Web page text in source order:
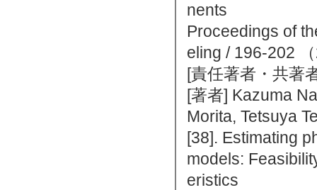
nents
Proceedings of
eling / 196-202
[責任著者・共著
[著者] Kazuma
Morita, Tetsuya
[38]. Estimating
models:
eristics